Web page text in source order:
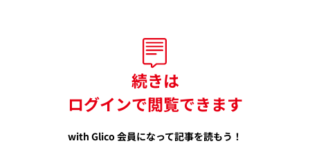
プロフィール
福岡を拠点に活動する画家。1980年兵庫
県生まれ、福岡県糸島市育ち。
中学生の頃から油絵を描き始め、2005年
多摩美術大学美術学部絵画学科油画専攻を
修了。2006年より本格的に福岡で画家と
近年は、書籍の装丁画、新聞の挿絵、商品
続きは
ログインで閲覧できます
with Glico 会員になって記事を読もう！